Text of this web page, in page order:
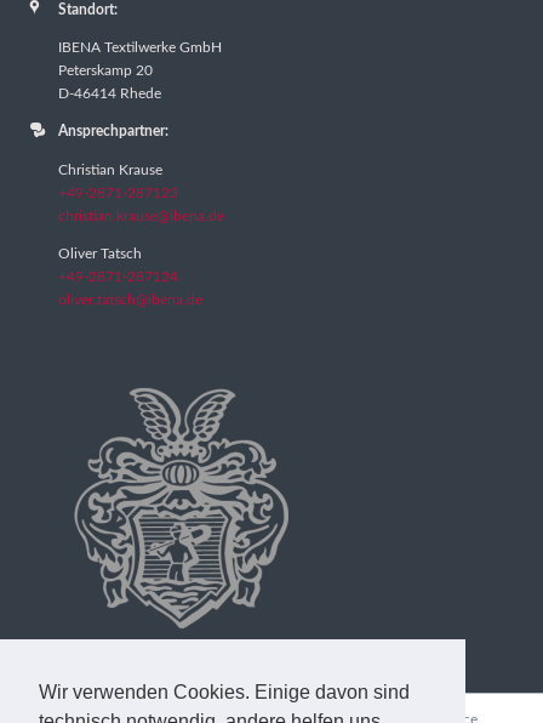
Wir verwenden Cookies. Einige davon sind
Standort:
IBENA Textilwerke GmbH
Peterskamp 20
D-46414 Rhede
Ansprechpartner:
Christian Krause
+49-2871-287123
christian.krause@ibena.de
Oliver Tatsch
+49-2871-287124
oliver.tatsch@ibena.de
Navigation
Home Unternehmen Produkte On the Top Service